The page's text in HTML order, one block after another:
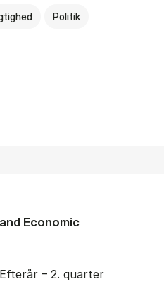
Politik
Economic
Efterår – 2. quarter